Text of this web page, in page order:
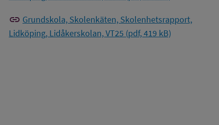
link Grundskola, Skolenkäten, Skolenhetsrapport,
Lidköping, Lidåkerskolan, VT25 (pdf, 419 kB)